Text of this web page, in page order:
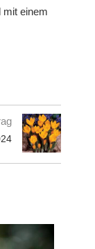
mit einem